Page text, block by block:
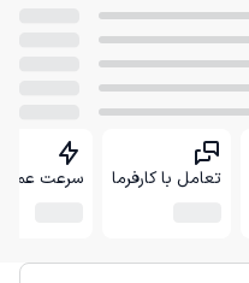
تعامل با کارفرما سرعت عمل